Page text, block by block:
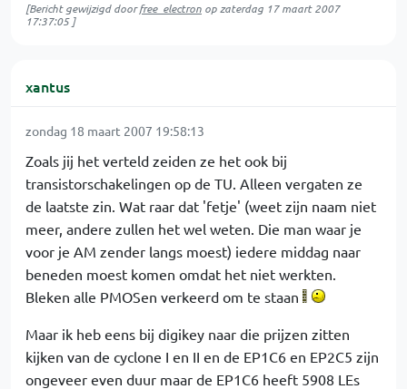
[Bericht gewijzigd doorfree_electron op zaterdag 17 maart 2007
17:37:05]
xantus
zondag 18 maart 2007 19:58:13
Zoals jij het verteld zeiden ze het ook bij
transistorschakelingen op de TU. Alleen vergaten ze
de laatste zin. Wat raar dat 'fetje' (weet zijn naam niet
meer, andere zullen het wel weten. Die man waar je
voor je AM zender langs moest) iedere middag naar
beneden moest komen omdat het niet werkten.
Bleken alle PMOSen verkeerd om te staan
Maar ik heb eens bij digikey naar die prijzen zitten
kijken van de cyclone I en II en de EP1C6 en EP2C5 zijn
ongeveer even duur maar de EP1C6 heeft 5908 LEs